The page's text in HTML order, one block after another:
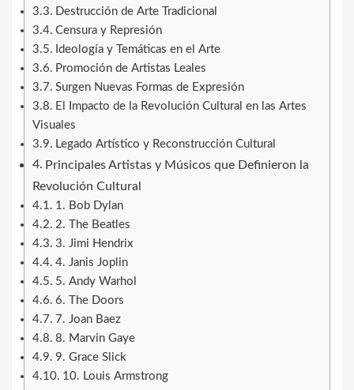
Destrucción de Arte Tradicional
Censura y Represión
Ideología y Temáticas en el Arte
Promoción de Artistas Leales
Surgen Nuevas Formas de Expresión
El Impacto de la Revolución Cultural en las Artes
Visuales
Legado Artístico y Reconstrucción Cultural
Principales Artistas y Músicos que Definieron la
Revolución Cultural
1. Bob Dylan
2. The Beatles
3. Jimi Hendrix
4. Janis Joplin
5. Andy Warhol
6. The Doors
7. Joan Baez
8. Marvin Gaye
9. Grace Slick
10. Louis Armstrong